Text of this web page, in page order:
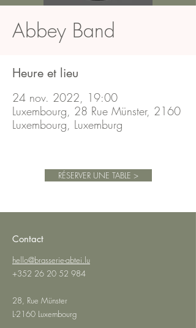
Abbey Band
Heure et lieu
24 nov. 2022, 19:00
Luxembourg, 28 Rue Münster, 2160
Luxembourg, Luxemburg
RÉSERVER UNE TABLE >
Contact
hello@brasserie-abtei.lu
+352 26 20 52 984
28, Rue Münster
L-2160 Luxembourg